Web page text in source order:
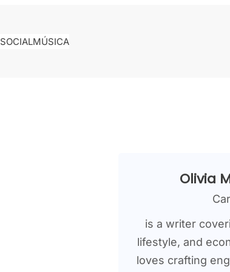
SOCIALMÚSICA
Olivia
is a writer
lifestyle, and
loves crafting